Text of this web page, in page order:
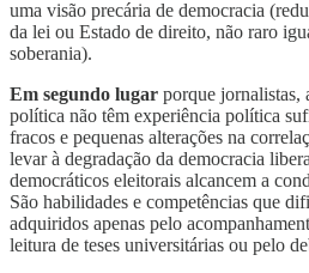
uma visão precária de democracia
da lei ou Estado de direito, não raro
soberania).
Em segundo lugar porque jornalistas,
política não têm experiência política
fracos e pequenas alterações na
levar à degradação da democracia
democráticos eleitorais alcancem a
São habilidades e competências que
adquiridos apenas pelo
leitura de teses universitárias ou pelo